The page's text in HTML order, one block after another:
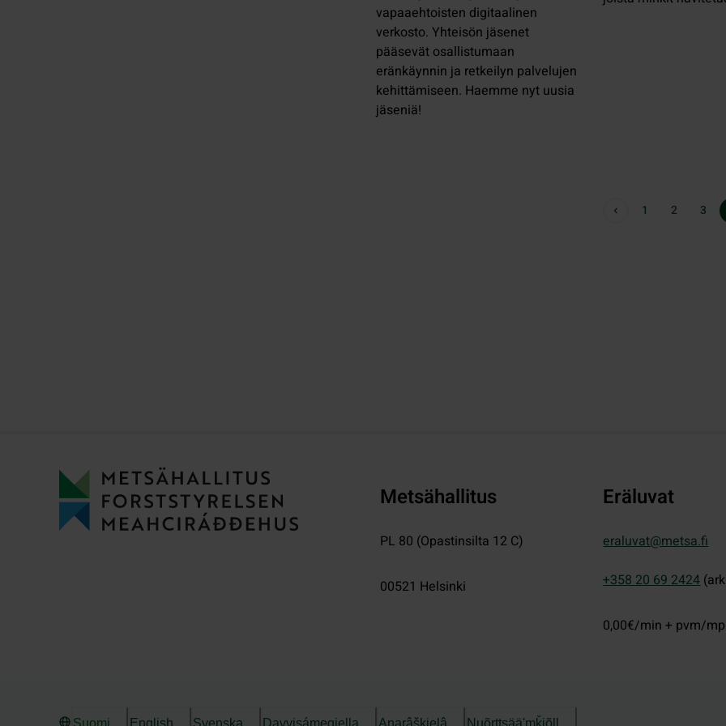
vapaaehtoisten digitaalinen
verkosto. Yhteisön jäsenet
pääsevät osallistumaan
eränkäynnin ja retkeilyn palvelujen
kehittämiseen. Haemme nyt uusia
jäseniä!
1 2 3
Metsähallitus
PL 80 (Opastinsilta 12 C)
00521 Helsinki
Eräluvat
eraluvat@metsa.fi
+358 20 69 2424
0,00€/min + pvm/
Suomi English Svenska Davvisámegiella Anarâškielâ Nuõrttsääʹmǩiõll